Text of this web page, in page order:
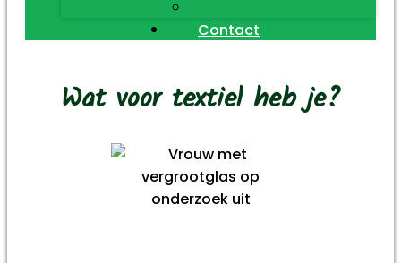
Contact
Wat voor textiel heb je?